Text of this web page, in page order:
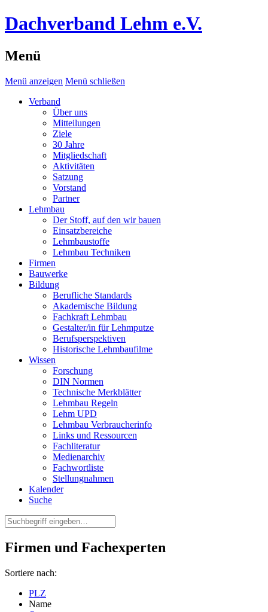
Dachverband Lehm e.V.
Menü
Menü anzeigen Menü schließen
Verband
Über uns
Mitteilungen
Ziele
30 Jahre
Mitgliedschaft
Aktivitäten
Satzung
Vorstand
Partner
Lehmbau
Der Stoff, auf den wir bauen
Einsatzbereiche
Lehmbaustoffe
Lehmbau Techniken
Firmen
Bauwerke
Bildung
Berufliche Standards
Akademische Bildung
Fachkraft Lehmbau
Gestalter/in für Lehmputze
Berufsperspektiven
Historische Lehmbaufilme
Wissen
Forschung
DIN Normen
Technische Merkblätter
Lehmbau Regeln
Lehm UPD
Lehmbau Verbraucherinfo
Links und Ressourcen
Fachliteratur
Medienarchiv
Fachwortliste
Stellungnahmen
Kalender
Suche
Firmen und Fachexperten
Sortiere nach:
PLZ
Name